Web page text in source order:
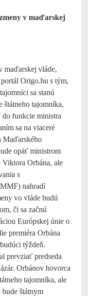
v maďarskej
maďarskej vláde,
Origo.hu s tým,
sa stanú
štátneho tajomníka,
funkcie ministra
sa na viaceré
Maďarského
opäť ministrom
Orbána, ale
s
nahradí
vo vláde budú
či sa začnú
Európskej únie o
premiéra Orbána
týždeň.
prevziať predseda
Orbánov hovorca
tajomníka, ale
štátnym